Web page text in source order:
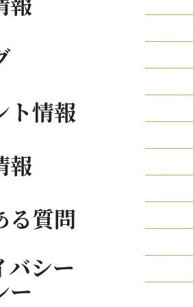
報
ト情報
報
る質問
バシー
ー